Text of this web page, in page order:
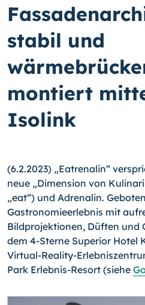
stabil und
montiert
Isolink
(6.2.2023) „Eatrenalin“
neue „Dimension von
„eat“) und Adrenalin.
Gastronomieerlebnis mit
Bildprojektionen, Düften und
dem 4-Sterne Superior Hotel
Virtual-Reality-
Park Erlebnis-Resort (siehe